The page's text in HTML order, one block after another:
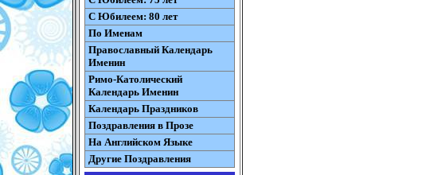
С Юбилеем: 80 лет
По Именам
Православный Календарь
Именин
Римо-Католический
Календарь Именин
Календарь Праздников
Поздравления в Прозе
На Английском Языке
Другие Поздравления